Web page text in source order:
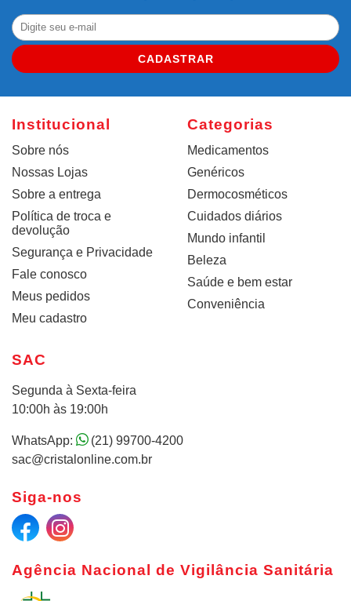
CADASTRAR
Institucional
Sobre nós
Nossas Lojas
Sobre a entrega
Política de troca e
devolução
Segurança e Privacidade
Fale conosco
Meus pedidos
Meu cadastro
Categorias
Medicamentos
Genéricos
Dermocosméticos
Cuidados diários
Mundo infantil
Beleza
Saúde e bem estar
Conveniência
Agência Nacional de Vigilância Sanitária
SAC
Segunda à Sexta-feira
10:00h às 19:00h
WhatsApp:
(21) 99700-4200
sac@cristalonline.com.br
Siga-nos